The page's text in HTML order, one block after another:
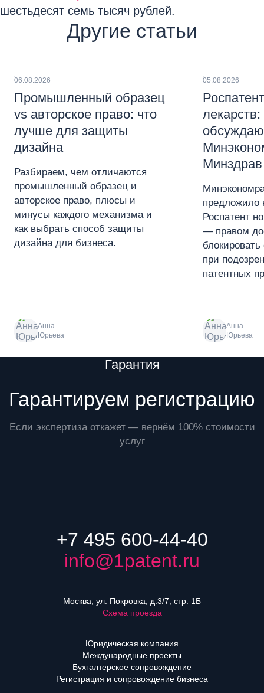
шестьдесят семь тысяч рублей.
Другие статьи
06.08.2026
Промышленный образец
vs авторское право: что
лучше для защиты
дизайна
Разбираем, чем отличаются
промышленный образец и
авторское право, плюсы и
минусы каждого механизма и
как выбрать способ защиты
дизайна для бизнеса.
Анна
Юрьева
05.08.2026
лекарств:
Минздрав
предложило
Роспатент
— правом
блокировать
при
патентных
Анна
Юрьева
Гарантия
Гарантируем регистрацию
Если экспертиза откажет — вернём 100% стоимости
услуг
+7 495 600-44-40
info@1patent.ru
Москва, ул. Покровка, д.3/7, стр. 1Б
Схема проезда
Юридическая компания
Международные проекты
Бухгалтерское сопровождение
Регистрация и сопровождение бизнеса